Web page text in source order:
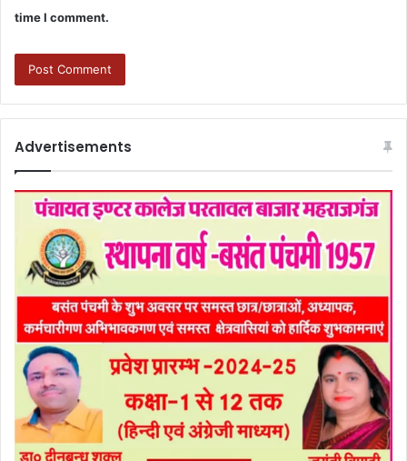
time I comment.
Advertisements